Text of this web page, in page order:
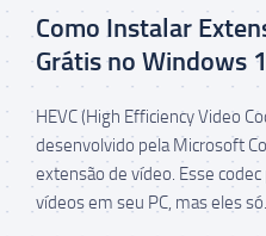
Como Instalar
Grátis no Windows
HEVC (High Efficiency Video
desenvolvido pela Microsoft
extensão de vídeo. Esse
vídeos em seu PC, mas eles